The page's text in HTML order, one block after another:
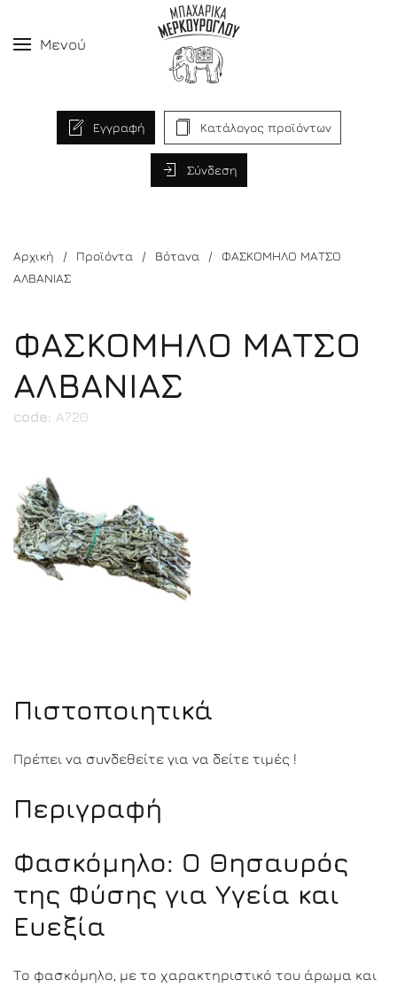
Μενού
Εγγραφή Κατάλογος προϊόντων
Σύνδεση
Αρχική Προϊόντα Βότανα
ΦΑΣΚΟΜΗΛΟ ΜΑΤΣΟ
ΑΛΒΑΝΙΑΣ
ΦΑΣΚΟΜΗΛΟ ΜΑΤΣΟ
ΑΛΒΑΝΙΑΣ
code: Α720
Πιστοποιητικά
Πρέπει να συνδεθείτε για να δείτε τιμές !
Περιγραφή
Φασκόμηλο: Ο Θησαυρός
της Φύσης για Υγεία και
Ευεξία
Το φασκόμηλο, με το χαρακτηριστικό του άρωμα και